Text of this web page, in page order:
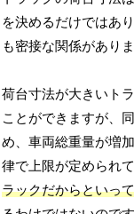
を決めるだけではあ
も密接な関係がありま
荷台寸法が大きいト
ことができますが、
め、車両総重量が増
律で上限が定められ
ラックだからといっ